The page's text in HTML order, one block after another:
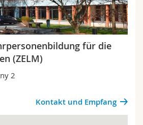
für die
(ZELM)
2
Kontakt und Empfang